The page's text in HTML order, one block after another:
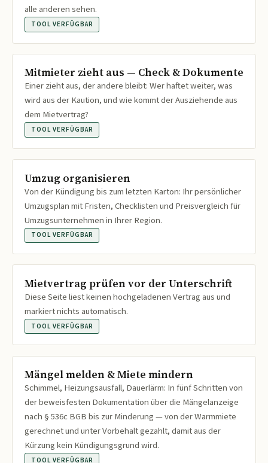
alle anderen sehen.
TOOL VERFÜGBAR
Mitmieter zieht aus — Check & Dokumente
Einer zieht aus, der andere bleibt: Wer haftet weiter, was
wird aus der Kaution, und wie kommt der Ausziehende aus
dem Mietvertrag?
TOOL VERFÜGBAR
Umzug organisieren
Von der Kündigung bis zum letzten Karton: Ihr persönlicher
Umzugsplan mit Fristen, Checklisten und Preisvergleich für
Umzugsunternehmen in Ihrer Region.
TOOL VERFÜGBAR
Mietvertrag prüfen vor der Unterschrift
Diese Seite liest keinen hochgeladenen Vertrag aus und
markiert nichts automatisch.
TOOL VERFÜGBAR
Mängel melden & Miete mindern
Schimmel, Heizungsausfall, Dauerlärm: In fünf Schritten von
der beweisfesten Dokumentation über die Mängelanzeige
nach § 536c BGB bis zur Minderung — von der Warmmiete
gerechnet und unter Vorbehalt gezahlt, damit aus der
Kürzung kein Kündigungsgrund wird.
TOOL VERFÜGBAR